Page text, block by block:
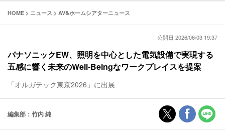
HOME > ニュース > AV&ホームシアターニュース
公開日 2026/06/03 19:37
パナソニックEW、照明を中心とした電気設備で実現する
五感に響く未来のWell-Beingなワークプレイスを提案
「オルガテック東京2026」に出展
編集部：竹内 純